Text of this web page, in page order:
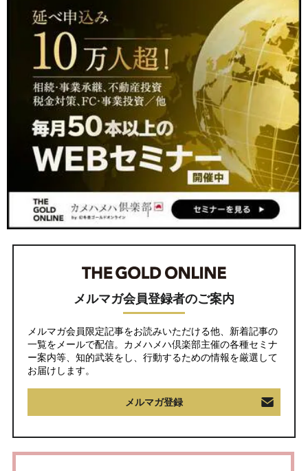
メルマガ会員登録者のご案内
メルマガ会員限定記事をお読みいただける他、新着記事の
一覧をメールで配信。カメハメハ倶楽部主催の各種セミナ
ー案内等、知的武装をし、行動するための情報を厳選して
お届けします。
メルマガ登録